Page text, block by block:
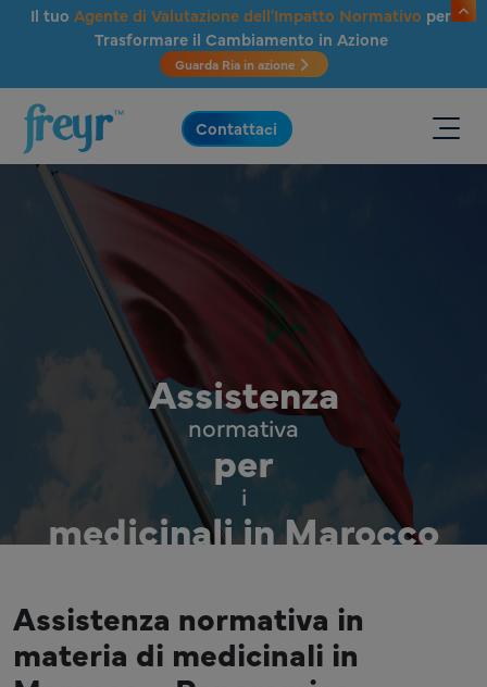
Salta al contenuto principale
Il tuo Agente di Valutazione dell'Impatto Normativo per
Trasformare il Cambiamento in Azione
Guarda Ria in azione
.
Contattaci
Assistenza
normativa
per
i
medicinali in Marocco
Assistenza normativa in
materia di medicinali in